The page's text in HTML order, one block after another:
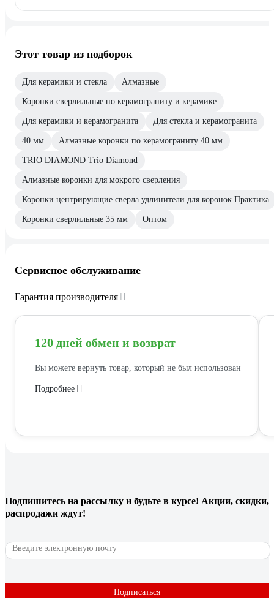
Этот товар из подборок
Для керамики и стекла Алмазные
Коронки сверлильные по керамограниту и керамике
Для керамики и керамогранита Для стекла и керамогранита
40 мм Алмазные коронки по керамограниту 40 мм
TRIO DIAMOND Trio Diamond
Алмазные коронки для мокрого сверления
Коронки центрирующие сверла удлинители для коронок Практика
Коронки сверлильные 35 мм Оптом
Сервисное обслуживание
Гарантия производителя
120 дней обмен и возврат
Вы можете вернуть товар, который не был использован
Подробнее
Подпишитесь на рассылку и будьте в курсе! Акции, скидки,
распродажи ждут!
Подписаться